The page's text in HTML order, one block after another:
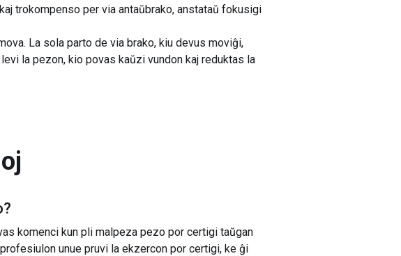
trokompenso per via antaŭbrako, anstataŭ fokusigi
La sola parto de via brako, kiu devus moviĝi,
la pezon, kio povas kaŭzi vundon kaj reduktas la
?
komenci kun pli malpeza pezo por certigi taŭgan
unue pruvi la ekzercon por certigi, ke ĝi